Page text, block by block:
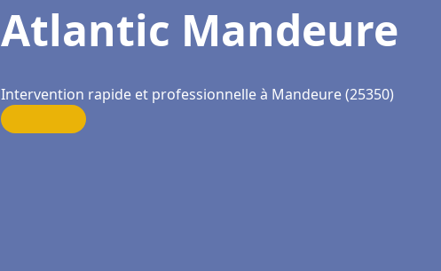
Atlantic Mandeure
Intervention rapide et professionnelle à Mandeure (25350)